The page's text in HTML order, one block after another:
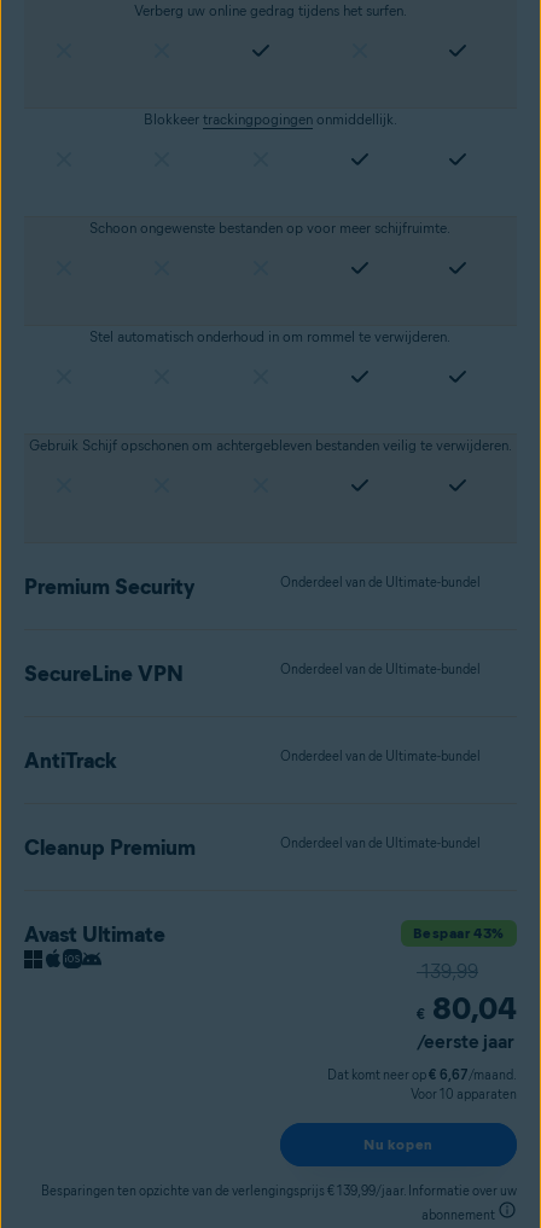
Verberg uw online gedrag tijdens het surfen.
Blokkeer trackingpogingenonmiddellijk.
Schoon ongewenste bestanden op voor meer schijfruimte.
Stel automatisch onderhoud in om rommel te verwijderen.
Gebruik Schijf opschonen om achtergebleven bestanden veilig te verwijderen.
Premium Security Onderdeel van de Ultimate-bundel
SecureLine VPN Onderdeel van de Ultimate-bundel
AntiTrack Onderdeel van de Ultimate-bundel
Cleanup Premium Onderdeel van de Ultimate-bundel
Avast Ultimate Bespaar 43%
€ 80,04
139,99
/eerste jaar
Dat komt neer op€ 6,67/maand.
Voor 10 apparaten
Nu kopen
Besparingen ten opzichte van de verlengingsprijs € 139,99/jaar. Informatie over uw
abonnement